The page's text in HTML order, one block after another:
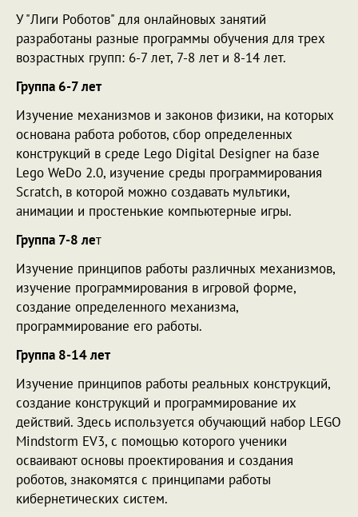
У "Лиги Роботов" для онлайновых занятий
разработаны разные программы обучения для трех
возрастных групп: 6-7 лет, 7-8 лет и 8-14 лет.
Группа 6-7 лет
Изучение механизмов и законов физики, на которых
основана работа роботов, сбор определенных
конструкций в среде Lego Digital Designer на базе
Lego WeDo 2.0, изучение среды программирования
Scratch, в которой можно создавать мультики,
анимации и простенькие компьютерные игры.
Группа 7-8 лет
Изучение принципов работы различных механизмов,
изучение программирования в игровой форме,
создание определенного механизма,
программирование его работы.
Группа 8-14 лет
Изучение принципов работы реальных конструкций,
создание конструкций и программирование их
действий. Здесь используется обучающий набор LEGO
Mindstorm EV3, с помощью которого ученики
осваивают основы проектирования и создания
роботов, знакомятся с принципами работы
кибернетических систем.